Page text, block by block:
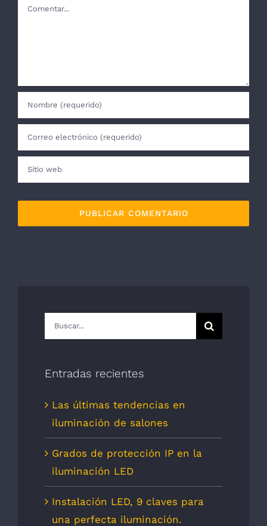
Comentar
Buscar:
Entradas recientes
Las últimas tendencias en
iluminación de salones
Grados de protección IP en la
iluminación LED
Instalación LED, 9 claves para
una perfecta iluminación.